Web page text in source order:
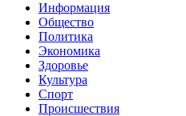
Информация
Общество
Политика
Экономика
Здоровье
Культура
Спорт
Происшествия